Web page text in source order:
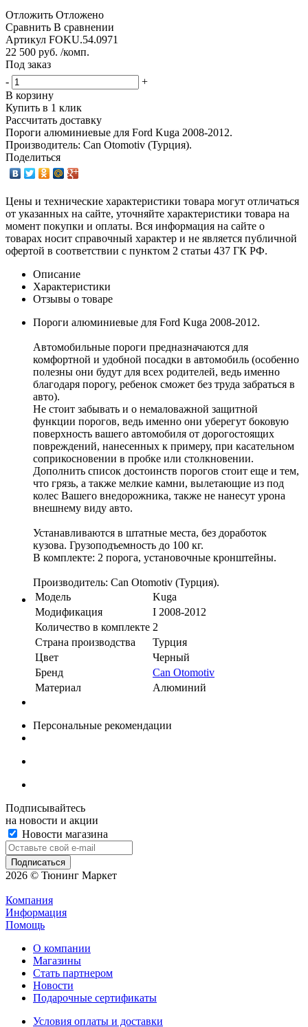
Отложить Отложено
Сравнить В сравнении
Артикул FOKU.54.0971
22 500 руб. /комп.
Под заказ
-
+
В корзину
Купить в 1 клик
Рассчитать доставку
Пороги алюминиевые для Ford Kuga 2008-2012.
Производитель: Can Otomotiv (Турция).
Поделиться
Цены и технические характеристики товара могут отличаться
от указанных на сайте, уточняйте характеристики товара на
момент покупки и оплаты. Вся информация на сайте о
товарах носит справочный характер и не является публичной
офертой в соответствии с пунктом 2 статьи 437 ГК РФ.
Описание
Характеристики
Отзывы о товаре
Пороги алюминиевые для Ford Kuga 2008-2012.
Автомобильные пороги предназначаются для
комфортной и удобной посадки в автомобиль (особенно
полезны они будут для всех родителей, ведь именно
благодаря порогу, ребенок сможет без труда забраться в
авто).
Не стоит забывать и о немаловажной защитной
функции порогов, ведь именно они уберегут боковую
поверхность вашего автомобиля от дорогостоящих
повреждений, нанесенных к примеру, при касательном
соприкосновении в пробке или столкновении.
Дополнить список достоинств порогов стоит еще и тем,
что грязь, а также мелкие камни, вылетающие из под
колес Вашего внедорожника, также не нанесут урона
внешнему виду авто.
Устанавливаются в штатные места, без доработок
кузова. Грузоподъемность до 100 кг.
В комплекте: 2 порога, установочные кронштейны.
Производитель: Can Otomotiv (Турция).
Модель
Kuga
Модификация
I 2008-2012
Количество в комплекте 2
Страна производства
Турция
Цвет
Черный
Бренд
Can Otomotiv
Материал
Алюминий
Персональные рекомендации
Подписывайтесь
на новости и акции
Новости магазина
2026 © Тюнинг Маркет
Компания
Информация
Помощь
О компании
Магазины
Стать партнером
Новости
Подарочные сертификаты
Условия оплаты и доставки